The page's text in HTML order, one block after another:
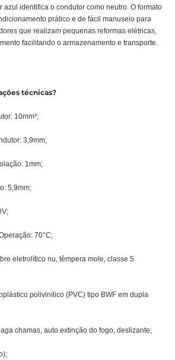
azul identifica o condutor como neutro. O formato
prático e de fácil manuseio para
que realizam pequenas reformas elétricas,
facilitando o armazenamento e transporte.
técnicas?
10mm²;
3,9mm;
1mm;
5,9mm;
70°C;
eletrolítico nu, têmpera mole, classe 5
polivinílico (PVC) tipo BWF em dupla
chamas, auto extinção do fogo, deslizante;